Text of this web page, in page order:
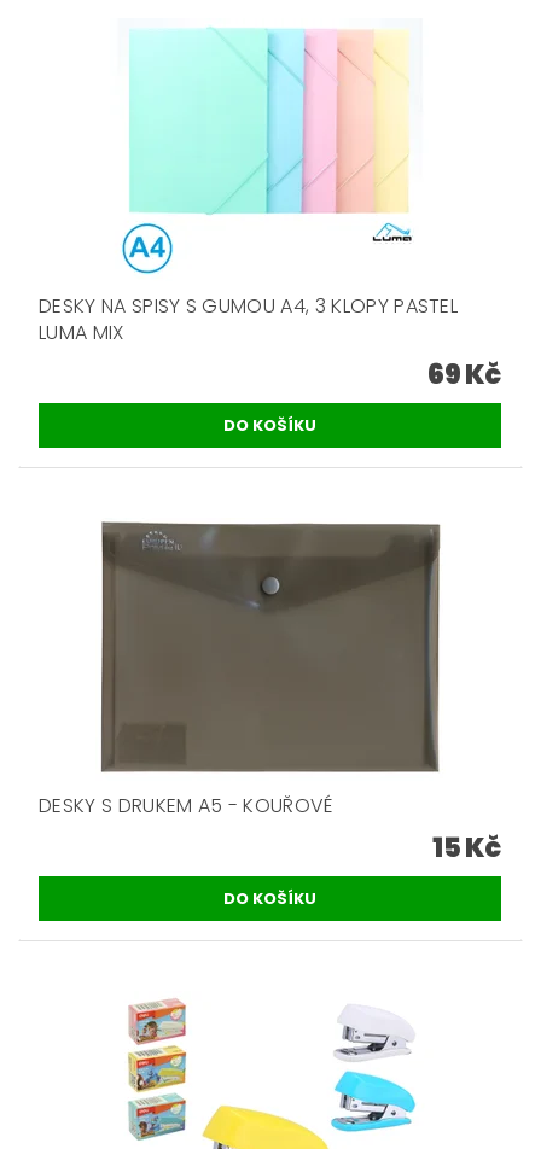
DESKY NA SPISY S GUMOU A4, 3 KLOPY PASTEL
LUMA MIX
69 Kč
DESKY S DRUKEM A5 - KOUŘOVÉ
15 Kč